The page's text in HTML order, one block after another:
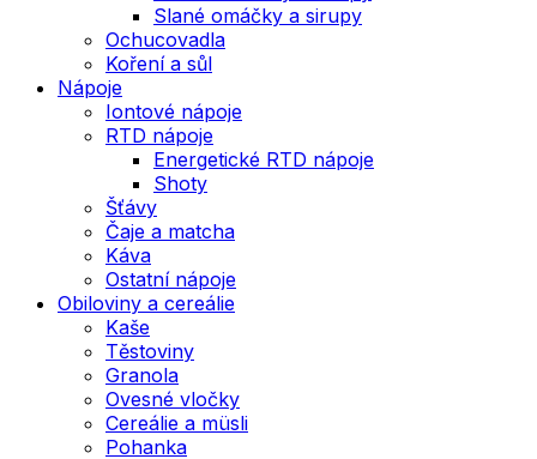
Slané omáčky a sirupy
Ochucovadla
Koření a sůl
Nápoje
Iontové nápoje
RTD nápoje
Energetické RTD nápoje
Shoty
Šťávy
Čaje a matcha
Káva
Ostatní nápoje
Obiloviny a cereálie
Kaše
Těstoviny
Granola
Ovesné vločky
Cereálie a müsli
Pohanka